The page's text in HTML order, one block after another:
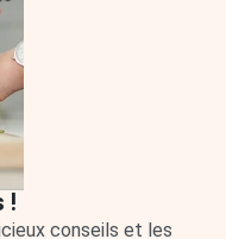
!
conseils et les